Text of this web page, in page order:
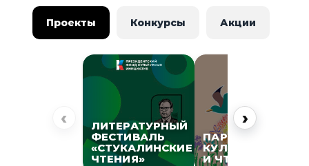
Проекты Конкурсы Акции
‹
ЛИТЕРАТУРНЫЙ
ФЕСТИВАЛЬ
«СТУКАЛИНСКИЕ
ЧТЕНИЯ»
ПАРК
КУЛЬТУРЫ
И ЧТЕНИЯ
›